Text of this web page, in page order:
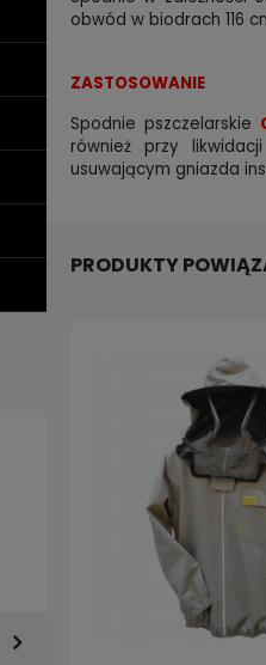
obwód w biodrach 116
ZASTOSOWANIE
Spodnie pszczelarskie
również przy
usuwającym gniazda
PRODUKTY